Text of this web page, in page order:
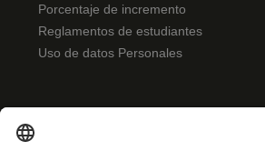
Porcentaje de incremento
Reglamentos de estudiantes
Uso de datos Personales